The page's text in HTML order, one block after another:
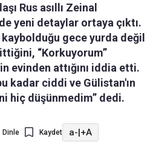
Rus asıllı Zeinal
yeni detaylar ortaya çıktı.
kaybolduğu gece yurda değil
“Korkuyorum”
evinden attığını iddia etti.
kadar ciddi ve Gülistan'ın
hiç düşünmedim” dedi.
Dinle Kaydet a-|+A